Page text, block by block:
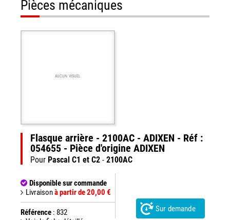
Pièces mécaniques
AUCUN VISUEL
Flasque arrière - 2100AC - ADIXEN - Réf :
054655 - Pièce d'origine ADIXEN
Pour Pascal C1 et C2 - 2100AC
Disponible sur commande
Livraisonà partir de 20,00 €
Référence : 832
Sur demande